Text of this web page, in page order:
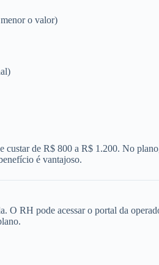
o valor)
custar de R$ 800 a R$ 1.200. No
é vantajoso.
O RH pode acessar o portal da